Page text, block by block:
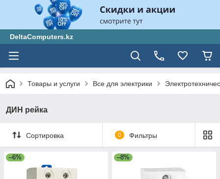
DeltaComputers.kz
Товары и услуги Все для электрики
ДИН рейка
Сортировка 0 Фильтры
–6% –8%